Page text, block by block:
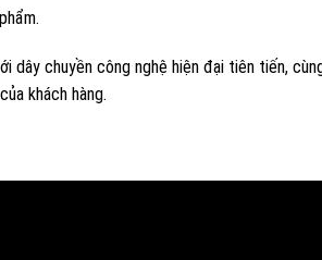
dây chuyền công nghệ hiện đại tiên tiến,
khách hàng.